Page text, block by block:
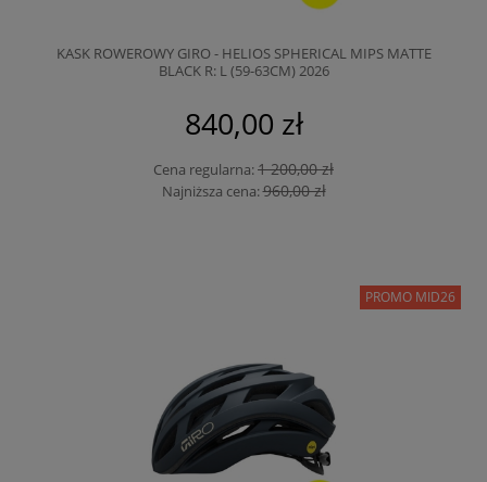
KASK ROWEROWY GIRO - HELIOS SPHERICAL MIPS MATTE
BLACK R: L (59-63CM) 2026
840,00 zł
Cena regularna:1 200,00 zł
Najniższa cena:960,00 zł
PROMO MID26